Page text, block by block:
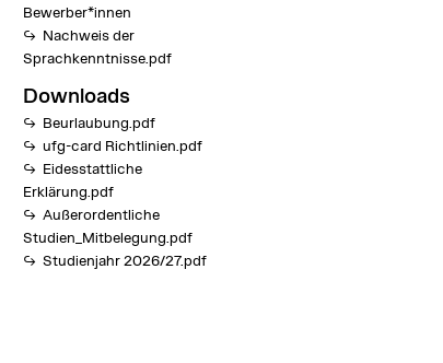
Bewerber*innen
Nachweis der
Sprachkenntnisse.pdf
Downloads
Beurlaubung.pdf
ufg-card Richtlinien.pdf
Eidesstattliche
Erklärung.pdf
Außerordentliche
Studien_Mitbelegung.pdf
Studienjahr 2026/27.pdf